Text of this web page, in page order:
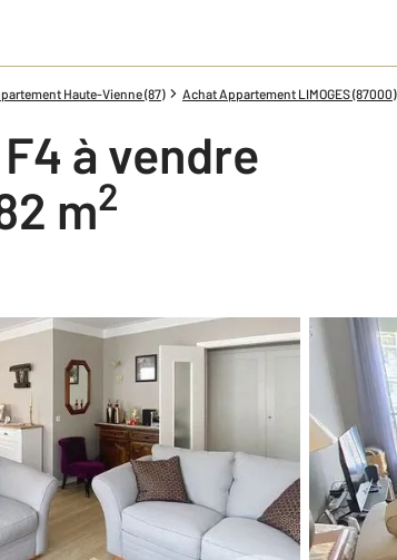
Haute-Vienne (87) Achat Appartement LIMOGES (87000)
à vendre
m2